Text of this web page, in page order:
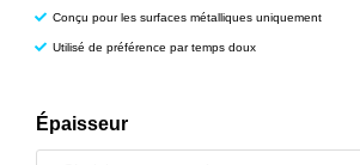
Conçu pour les surfaces métalliques uniquement
Utilisé de préférence par temps doux
Épaisseur
quantité